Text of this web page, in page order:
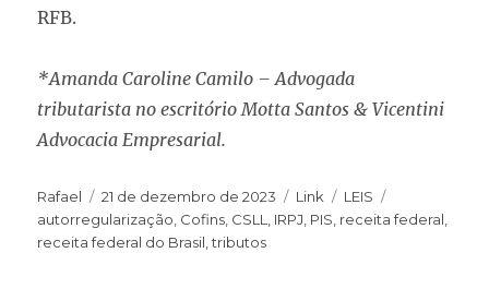
RFB.
*Amanda Caroline Camilo – Advogada
tributarista no escritório Motta Santos & Vicentini
Advocacia Empresarial.
Rafael 21 de dezembro de 2023 Link
LEIS
autorregularização, Cofins, CSLL, IRPJ, PIS, receita federal,
receita federal do Brasil,tributos